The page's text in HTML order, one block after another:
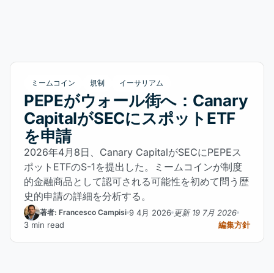
ミームコイン 規制 イーサリアム
PEPEがウォール街へ：Canary
CapitalがSECにスポットETF
を申請
2026年4月8日、Canary CapitalがSECにPEPEス
ポットETFのS-1を提出した。ミームコインが制度
的金融商品として認可される可能性を初めて問う歴
史的申請の詳細を分析する。
著者: Francesco Campisi 9 4月 2026 更新 19 7月 2026
3 min read
編集方針